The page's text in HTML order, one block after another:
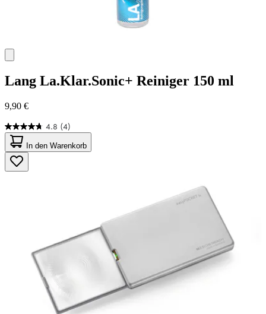
Lang La.Klar.Sonic+ Reiniger 150 ml
9,90 €
4.8 (4)
4.8
von
5
Sternen.
4
In den Warenkorb